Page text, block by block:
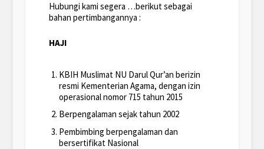
Hubungi kami segera …berikut sebagai
bahan pertimbangannya :
HAJI
KBIH Muslimat NU Darul Qur’an berizin
resmi Kementerian Agama, dengan izin
operasional nomor 715 tahun 2015
Berpengalaman sejak tahun 2002
Pembimbing berpengalaman dan
bersertifikat Nasional